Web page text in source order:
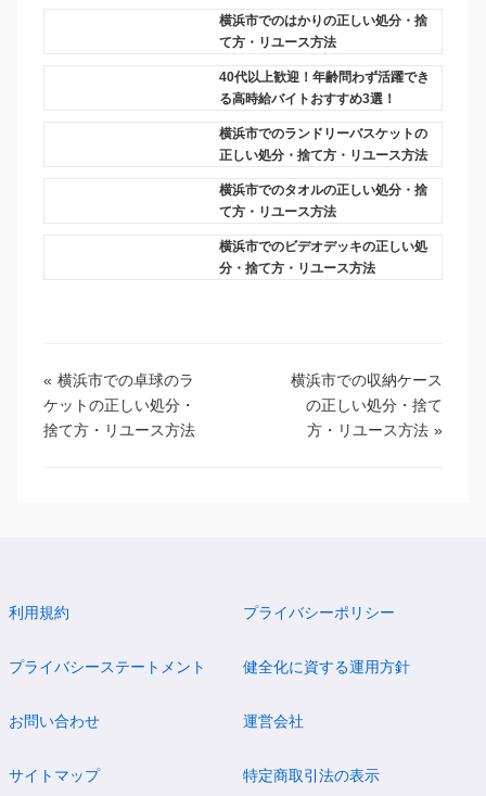
横浜市でのはかりの正しい処分・捨
て方・リユース方法
40代以上歓迎！年齢問わず活躍でき
る高時給バイトおすすめ3選！
横浜市でのランドリーバスケットの
正しい処分・捨て方・リユース方法
横浜市でのタオルの正しい処分・捨
て方・リユース方法
横浜市でのビデオデッキの正しい処
分・捨て方・リユース方法
« 横浜市での卓球のラ
ケットの正しい処分・
捨て方・リユース方法
横浜市での収納ケース
の正しい処分・捨て
方・リユース方法 »
利用規約 プライバシーポリシー
プライバシーステートメント 健全化に資する運用方針
お問い合わせ 運営会社
サイトマップ 特定商取引法の表示